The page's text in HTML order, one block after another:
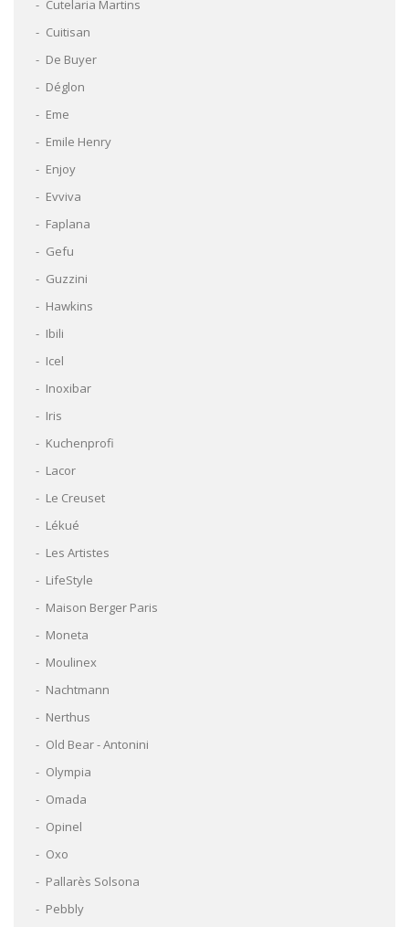
Cutelaria Martins
Cuitisan
De Buyer
Déglon
Eme
Emile Henry
Enjoy
Evviva
Faplana
Gefu
Guzzini
Hawkins
Ibili
Icel
Inoxibar
Iris
Kuchenprofi
Lacor
Le Creuset
Lékué
Les Artistes
LifeStyle
Maison Berger Paris
Moneta
Moulinex
Nachtmann
Nerthus
Old Bear - Antonini
Olympia
Omada
Opinel
Oxo
Pallarès Solsona
Pebbly